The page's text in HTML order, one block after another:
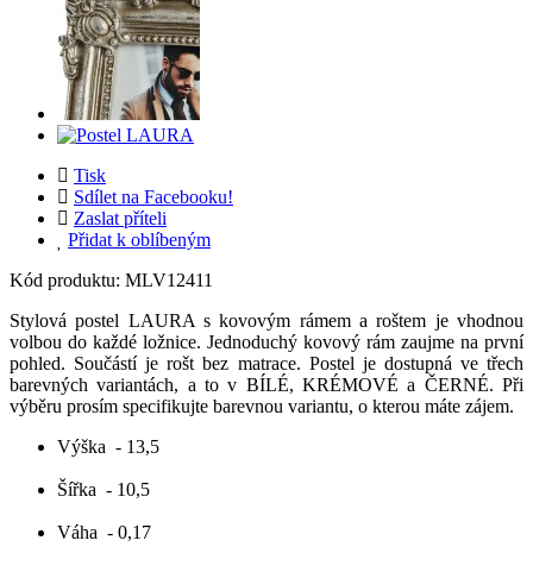
Tisk
Sdílet na Facebooku!
Zaslat příteli
Přidat k oblíbeným
Kód produktu: MLV12411
Stylová postel LAURA s kovovým rámem a roštem je vhodnou
volbou do každé ložnice. Jednoduchý kovový rám zaujme na první
pohled. Součástí je rošt bez matrace. Postel je dostupná ve třech
barevných variantách, a to v BÍLÉ, KRÉMOVÉ a ČERNÉ. Při
výběru prosím specifikujte barevnou variantu, o kterou máte zájem.
Výška - 13,5
Šířka - 10,5
Váha - 0,17